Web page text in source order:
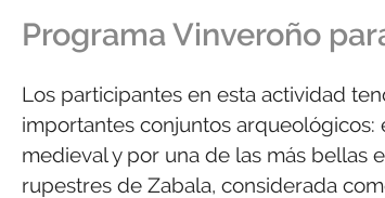
Programa Vinveroño
Los participantes en esta actividad
importantes conjuntos arqueológicos:
medieval y por una de las más bellas
rupestres de Zabala, considerada